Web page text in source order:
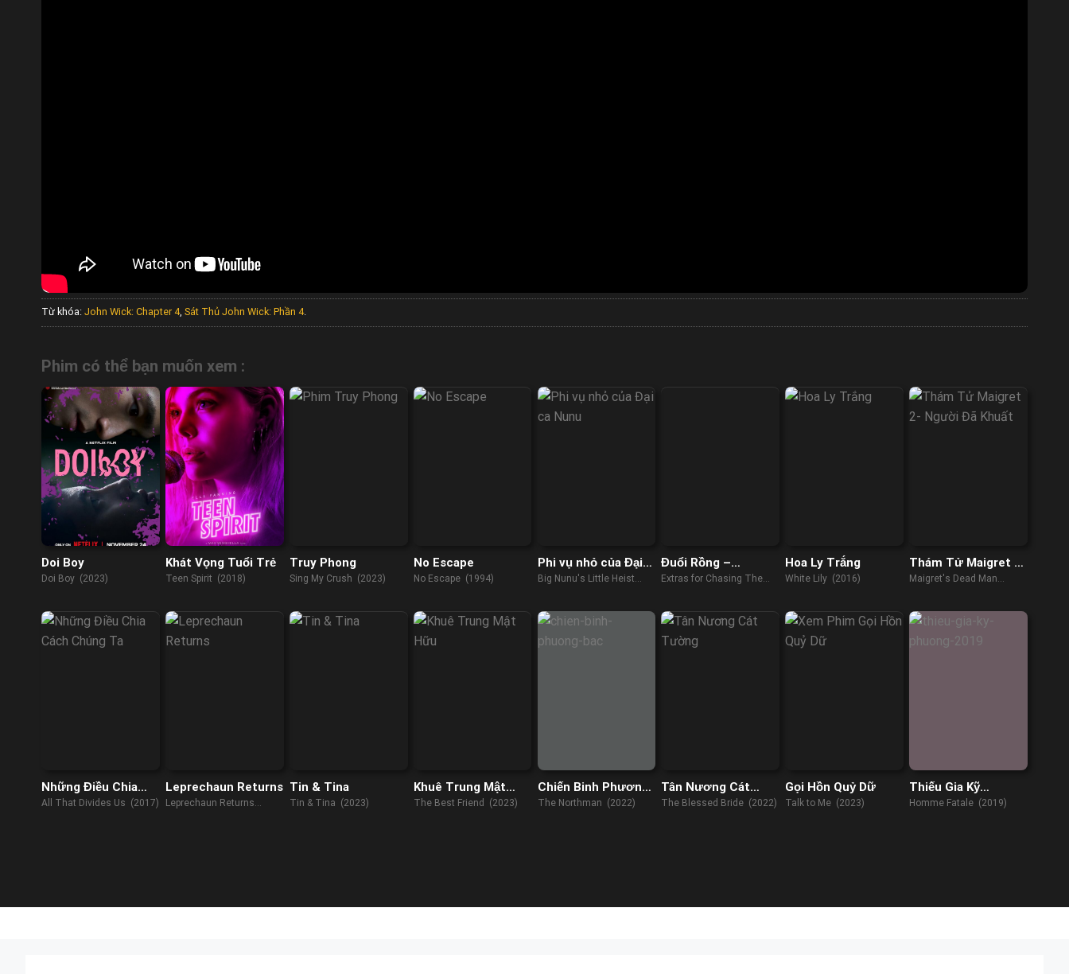
Từ khóa: John Wick: Chapter 4, Sát Thủ John Wick: Phần 4.
Phim có thể bạn muốn xem :
Doi Boy
Doi Boy (2023)
Khát Vọng Tuổi Trẻ
Teen Spirit (2018)
Truy Phong
Sing My Crush (2023)
No Escape
No Escape (1994)
Phi vụ nhỏ của Đại
ca Nunu
Big Nunu's Little Heist
Đuổi Rồng –
Chương Phụ: Nhập
Extras for Chasing The
Hoa Ly Trắng
White Lily (2016)
Thám Tử Maigret 2-
Người Đã Khuất
Maigret's Dead Man
Những Điều Chia
Cách Chúng Ta
All That Divides Us (2017)
Leprechaun Returns
Leprechaun Returns
Tin & Tina
Tin & Tina (2023)
Khuê Trung Mật
Hữu
The Best Friend (2023)
Chiến Binh Phương
Bắc
The Northman (2022)
Tân Nương Cát
Tường
The Blessed Bride (2022)
Gọi Hồn Quỷ Dữ
Talk to Me (2023)
Thiếu Gia Kỹ
Phường
Homme Fatale (2019)